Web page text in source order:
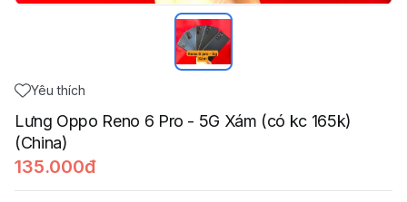
Yêu thích
Lưng Oppo Reno 6 Pro - 5G Xám (có kc 165k)
(China)
135.000đ